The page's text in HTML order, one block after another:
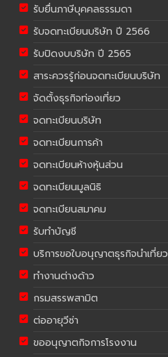
รับยื่นภาษีบุคคลธรรมดา
รับจดทะเบียนบริษัท ปี 2566
รับปิดงบบริษัท ปี 2565
สาระควรรู้ก่อนจดทะเบียนบริษัท
จัดตั้งธุรกิจท่องเที่ยว
จดทะเบียนบริษัท
จดทะเบียนการค้า
จดทะเบียนห้างหุ้นส่วน
จดทะเบียนมูลนิธิ
จดทะเบียนสมาคม
รับทำบัญชี
บริการขอใบอนุญาตธุรกิจนำเที่ยว
ทำงานต่างด้าว
กรมสรรพสามิต
ต่ออายุวีซ่า
ขออนุญาตกิจการโรงงาน